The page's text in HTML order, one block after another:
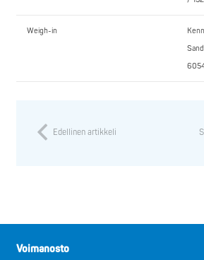
Weigh-in
Edellinen artikkeli
Voimanosto